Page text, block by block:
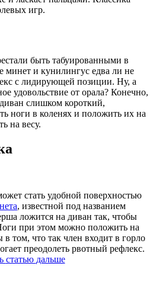
игр.
быть табуированными в
минет и кунилингус едва ли не
с лидирующей позиции. Ну, а
удовольствие от орала? Конечно,
слишком короткий,
ноги в коленях и положить их на
на весу.
стать удобной поверхностью
, известной под названием
ложится на диван так, чтобы
при этом можно положить на
том, что так член входит в горло
преодолеть рвотный рефлекс.
статью дальше